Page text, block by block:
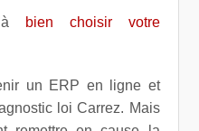
bien choisir votre
un ERP en ligne et
loi Carrez. Mais